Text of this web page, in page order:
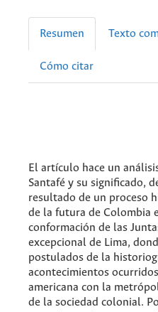
Resumen Texto
Cómo citar
El artículo hace un
Santafé y su significado,
resultado de un proceso
de la futura de Colombia
conformación de las
excepcional de Lima,
postulados de la
acontecimientos
americana con la
de la sociedad colonial.